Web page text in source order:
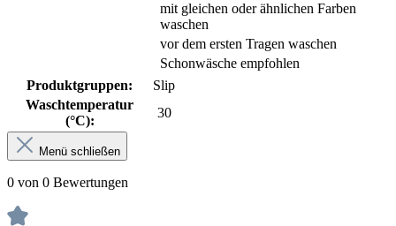
mit gleichen oder ähnlichen Farben
waschen
vor dem ersten Tragen waschen
Schonwäsche empfohlen
Produktgruppen:
Slip
Waschtemperatur
(°C):
30
Menü schließen
0 von 0 Bewertungen